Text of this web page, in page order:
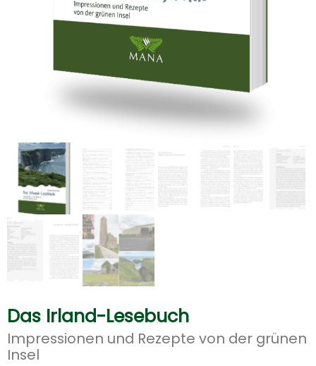
Das Irland-Lesebuch
Impressionen und Rezepte von der grünen
Insel